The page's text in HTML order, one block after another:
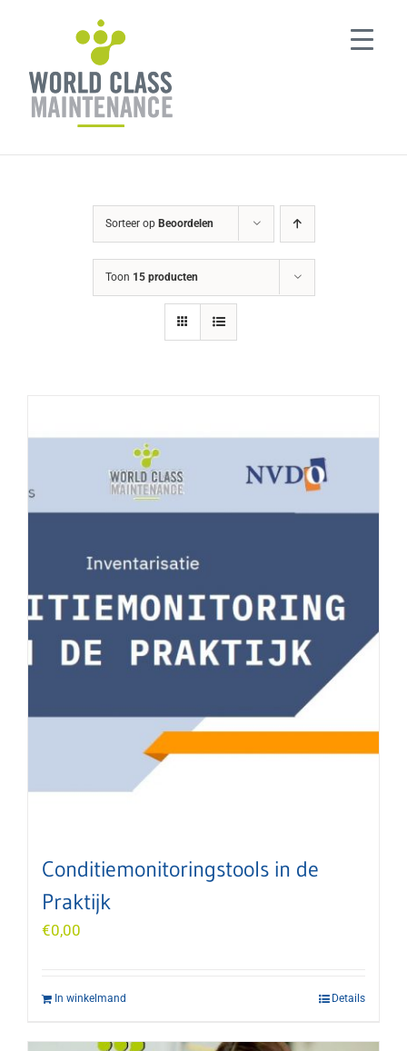
Sorteer op Beoordelen
Toon 15 producten
Conditiemonitoringstools in de
Praktijk
€0,00
In winkelmand Details